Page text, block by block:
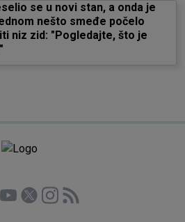
se u novi stan, a onda je
nešto smeđe počelo
niz zid: "Pogledajte, što je